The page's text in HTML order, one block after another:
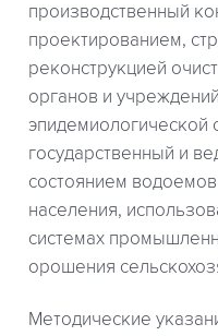
производственный
проектированием,
реконструкцией
органов и
государственный и
состоянием
населения,
системах
орошения
Методические